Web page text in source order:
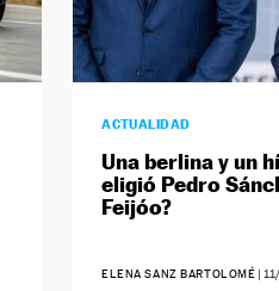
ACTUALIDAD
Una berlina y un
eligió Pedro
Feijóo?
ELENA SANZ BARTOLOMÉ |